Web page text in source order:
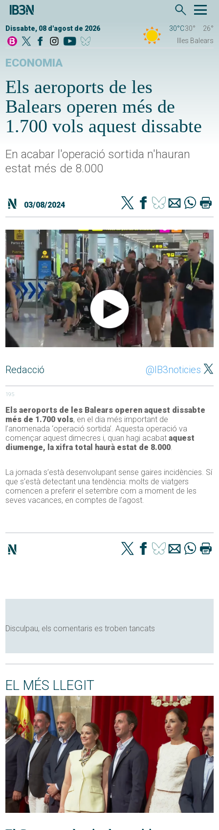
Dissabte, 08 d'agost de 2026 30°C30°
26°
Illes Balears
ECONOMIA
Els aeroports de les
Balears operen més de
1.700 vols aquest dissabte
En acabar l'operació sortida n'hauran
estat més de 8.000
03/08/2024
Redacció @IB3noticies
195
Els aeroports de les Balears operen aquest dissabte
més de 1.700 vols, en el dia més important de
l’anomenada ‘operació sortida’. Aquesta operació va
començar aquest dimecres i, quan hagi acabataquest
diumenge, la xifra total haurà estat de 8.000.
La jornada s’està desenvolupant sense gaires incidències. Sí
que s’està detectant una tendència: molts de viatgers
comencen a preferir el setembre com a moment de les
seves vacances, en comptes de l’agost.
Disculpau, els comentaris es troben tancats
EL MÉS LLEGIT